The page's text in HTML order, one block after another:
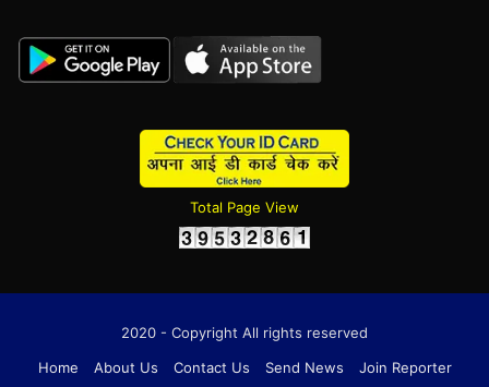
Total Page View
2020 - Copyright All rights reserved
Home
About Us Contact Us Send News Join Reporter